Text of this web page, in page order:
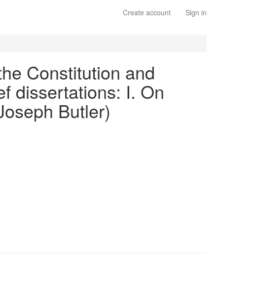
Create account Sign in
Constitution and
dissertations: I. On
Butler)